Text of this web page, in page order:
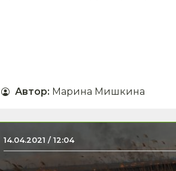
Автор: Марина Мишкина
14.04.2021 / 12:04